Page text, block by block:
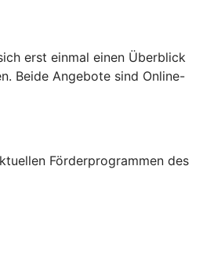
erst einmal einen Überblick
Beide Angebote sind Online-
Förderprogrammen des